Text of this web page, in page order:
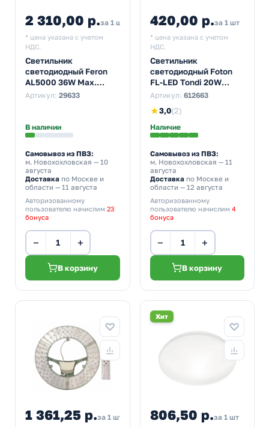
2 310,00 р.за 1 шт 2 541,00
* цена указана с учетом
НДС.
Светильник
светодиодный Feron
AL5000 36W Max.
3000K-6500K 2900Lm
Артикул: 29633
В наличии
Самовывоз из ПВЗ:
м. Новохохловская — 10
августа
Доставка по Москве и
области — 11 августа
Авторизованному
пользователю начислим 23
бонуса
− +
В корзину
420,00 р.за 1 шт
* цена указана с учетом
НДС.
Светильник
светодиодный Foton
FL-LED Tondi 20W
4000K круглый IP20
Артикул: 612663
★3,0(2)
Наличие
Самовывоз из ПВЗ:
м. Новохохловская — 11
августа
Доставкапо Москве и
области — 12 августа
Авторизованному
пользователю начислим 4
бонуса
− +
В корзину
1 361,25 р.за 1 шт 1 512,50
Хит
806,50 р.за 1 шт